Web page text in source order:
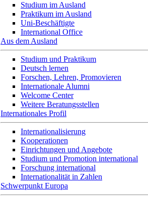
Studium im Ausland
Praktikum im Ausland
Uni-Beschäftigte
International Office
Aus dem Ausland
Studium und Praktikum
Deutsch lernen
Forschen, Lehren, Promovieren
Internationale Alumni
Welcome Center
Weitere Beratungsstellen
Internationales Profil
Internationalisierung
Kooperationen
Einrichtungen und Angebote
Studium und Promotion international
Forschung international
Internationalität in Zahlen
Schwerpunkt Europa